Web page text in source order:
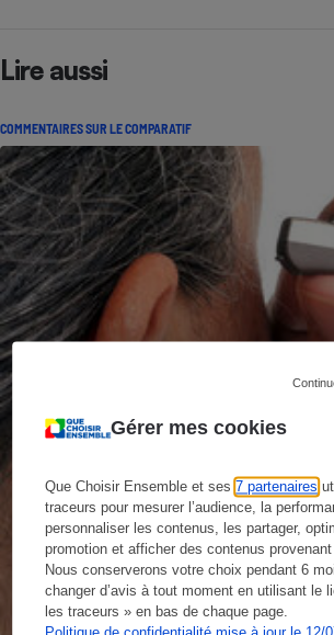
Gérer mes cookies
Que Choisir Ensemble et ses7 partenaires
traceurs pour mesurer l’audience, la
personnaliser les contenus, les partager,
promotion et afficher des contenus
Nous conserverons votre choix pendant 6
changer d’avis à tout moment en utilisant le
les traceurs » en bas de chaque page.
Lire aussi
COMMENTAIRES SUR LE COMPARATIF